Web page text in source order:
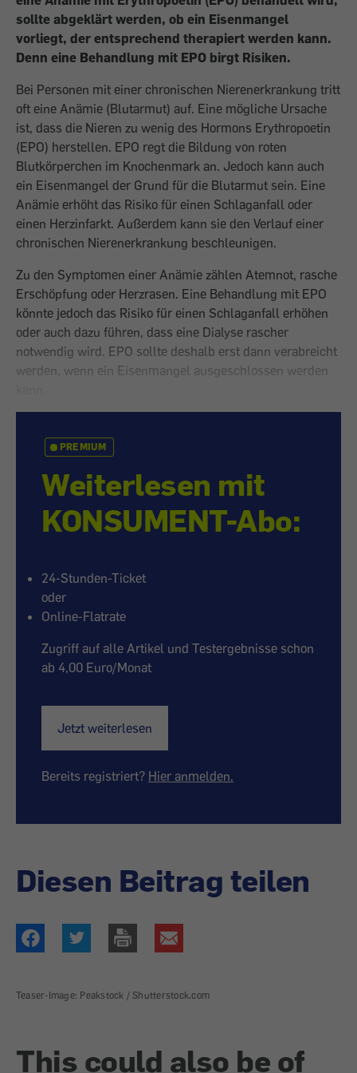
sollte abgeklärt werden, ob ein Eisenmangel
vorliegt, der entsprechend therapiert werden kann.
Denn eine Behandlung mit EPO birgt Risiken.
Bei Personen mit einer chronischen Nierenerkrankung tritt
oft eine Anämie (Blutarmut) auf. Eine mögliche Ursache
ist, dass die Nieren zu wenig des Hormons Erythropoetin
(EPO) herstellen. EPO regt die Bildung von roten
Blutkörperchen im Knochenmark an. Jedoch kann auch
ein Eisenmangel der Grund für die Blutarmut sein. Eine
Anämie erhöht das Risiko für einen Schlaganfall oder
einen Herzinfarkt. Außerdem kann sie den Verlauf einer
chronischen Nierenerkrankung beschleunigen.
Zu den Sym­ptomen einer Anämie zählen Atemnot, rasche
Erschöpfung oder Herzrasen. Eine Behandlung mit EPO
könnte jedoch das Risiko für einen Schlaganfall erhöhen
oder auch dazu führen, dass eine Dialyse rascher
notwendig wird. EPO sollte deshalb erst dann verabreicht
werden, wenn ein Eisenmangel ausgeschlossen werden
PREMIUM
Weiterlesen mit
KONSUMENT-Abo:
24-Stunden-Ticket
oder
Online-Flatrate
Zugriff auf alle Artikel und Testergebnisse schon
ab 4,00 Euro/Monat
Jetzt weiterlesen
Bereits registriert? Hier anmelden.
Diesen Beitrag teilen
Teaser-Image: Peakstock / Shutterstock.com
This could also be of